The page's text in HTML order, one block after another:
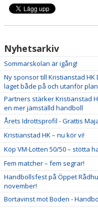
Nyhetsarkiv
Sommarskolan är igång!
Ny sponsor till Kristianstad HK
laget både på och utanför
Partners stärker Kristianstad
en mer jämställd handboll
Årets Idrottsprofil - Grattis
Kristianstad HK – nu kör vi!
Köp VM-Lotten 50/50 – stötta
Fem matcher – fem segrar!
Handbollsfest på Öppet
november!
Bortavinst mot Boden -